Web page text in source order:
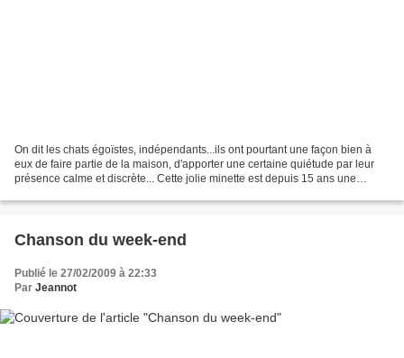
On dit les chats égoïstes, indépendants...ils ont pourtant une façon bien à
eux de faire partie de la maison, d'apporter une certaine quiétude par leur
présence calme et discrète... Cette jolie minette est depuis 15 ans une
Chanson du week-end
Publié le 27/02/2009 à 22:33
Par Jeannot